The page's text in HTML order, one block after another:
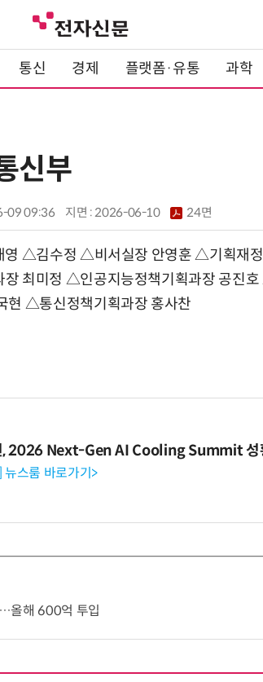
통신 경제 플랫폼·유통 과학
신부
09 09:36 지면 :2026-06-10 24면
△김수정 △비서실장 안영훈 △기획재
최미정 △인공지능정책기획과장 공진
현 △통신정책기획과장 홍사찬
, 2026 Next-Gen AI Cooling Summit 성
뉴스룸 바로가기>
올해 600억 투입